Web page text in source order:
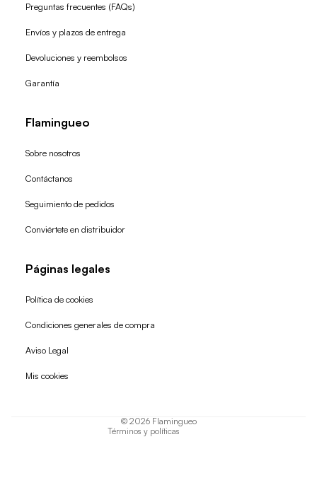
Preguntas frecuentes (FAQs)
Envíos y plazos de entrega
Devoluciones y reembolsos
Garantía
Flamingueo
Sobre nosotros
Contáctanos
Seguimiento de pedidos
Conviértete en distribuidor
Páginas legales
Política de cookies
Condiciones generales de compra
Aviso Legal
Mis cookies
© 2026 Flamingueo
Términos y políticas